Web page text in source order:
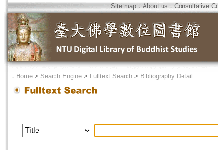
Site map．About us ． Consultative
． Home > Search Engine > Fulltext Search > Bibliography Detail